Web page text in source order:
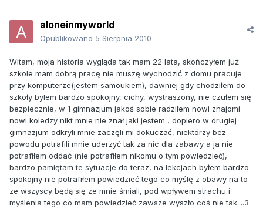
aloneinmyworld
Opublikowano 5 Sierpnia 2010
Witam, moja historia wygląda tak mam 22 lata, skończyłem już
szkole mam dobrą pracę nie muszę wychodzić z domu pracuje
przy komputerze(jestem samoukiem), dawniej gdy chodziłem do
szkoły bylem bardzo spokojny, cichy, wystraszony, nie czułem się
bezpiecznie, w 1 gimnazjum jakoś sobie radziłem nowi znajomi
nowi koledzy nikt mnie nie znał jaki jestem , dopiero w drugiej
gimnazjum odkryli mnie zaczęli mi dokuczać, niektórzy bez
powodu potrafili mnie uderzyć tak za nic dla zabawy a ja nie
potrafiłem oddać (nie potrafiłem nikomu o tym powiedzieć),
bardzo pamiętam te sytuacje do teraz, na lekcjach byłem bardzo
spokojny nie potrafiłem powiedzieć tego co myślę z obawy na to
ze wszyscy będą się ze mnie śmiali, pod wpływem strachu i
myślenia tego co mam powiedzieć zawsze wyszło coś nie tak....3